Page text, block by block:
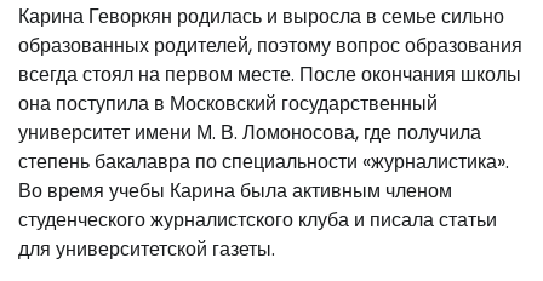
Карина Геворкян родилась и выросла в семье сильно
образованных родителей, поэтому вопрос образования
всегда стоял на первом месте. После окончания школы
она поступила в Московский государственный
университет имени М. В. Ломоносова, где получила
степень бакалавра по специальности «журналистика».
Во время учебы Карина была активным членом
студенческого журналистского клуба и писала статьи
для университетской газеты.